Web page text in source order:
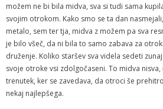
možem ne bi bila midva, sva si tudi sama
svojim otrokom. Kako smo se ta dan
metalo, sem ter tja, midva z možem pa sva
je bilo všeč, da ni bila to samo zabava za
druženje. Koliko staršev sva videla sedeti
svoje otroke vsi zdolgočaseni. To midva
trenutek, ker se zavedava, da otroci še
nekaj najlepšega.